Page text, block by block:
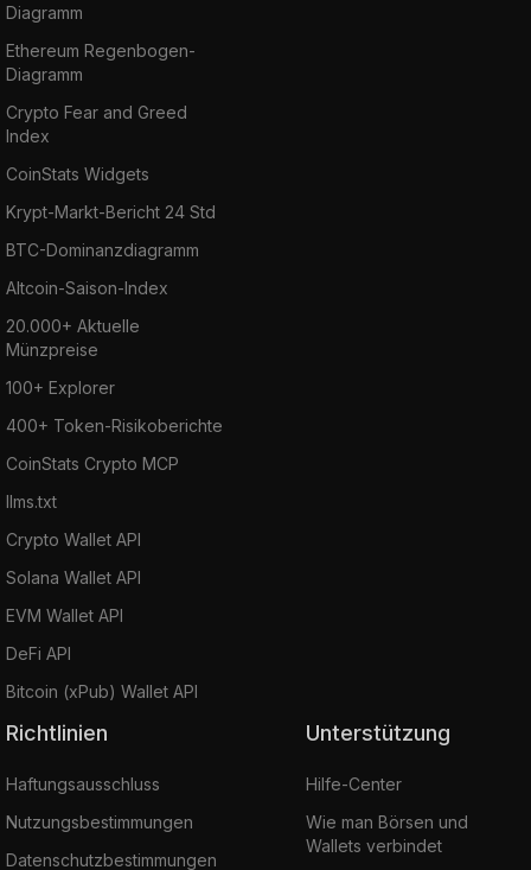
Diagramm
Ethereum Regenbogen-
Diagramm
Crypto Fear and Greed
Index
CoinStats Widgets
Krypt-Markt-Bericht 24 Std
BTC-Dominanzdiagramm
Altcoin-Saison-Index
20.000+ Aktuelle
Münzpreise
100+ Explorer
400+ Token-Risikoberichte
CoinStats Crypto MCP
llms.txt
Crypto Wallet API
Solana Wallet API
EVM Wallet API
DeFi API
Bitcoin (xPub) Wallet API
Richtlinien
Haftungsausschluss
Nutzungsbestimmungen
Datenschutzbestimmungen
Unterstützung
Hilfe-Center
Wie man Börsen und
Wallets verbindet